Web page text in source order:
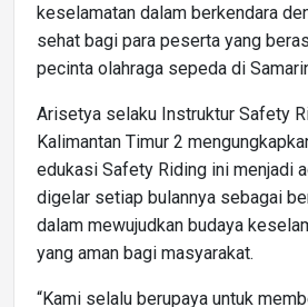
keselamatan dalam berkendara
sehat bagi para peserta yang
pecinta olahraga sepeda di
Arisetya selaku Instruktur Safety
Kalimantan Timur 2
edukasi Safety Riding ini menjadi
digelar setiap bulannya sebagai
dalam mewujudkan budaya
yang aman bagi masyarakat.
“Kami selalu berupaya untuk